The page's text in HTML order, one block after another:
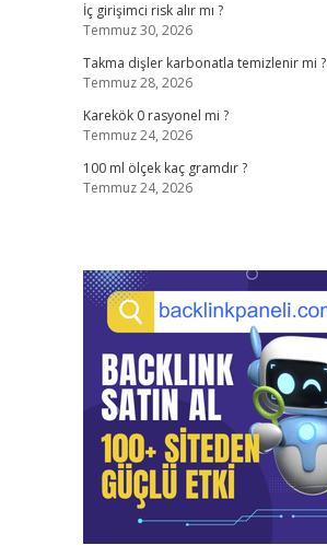
İç girişimci risk alır mı ?
Temmuz 30, 2026
Takma dişler karbonatla temizlenir mi ?
Temmuz 28, 2026
Karekök 0 rasyonel mi ?
Temmuz 24, 2026
100 ml ölçek kaç gramdır ?
Temmuz 24, 2026